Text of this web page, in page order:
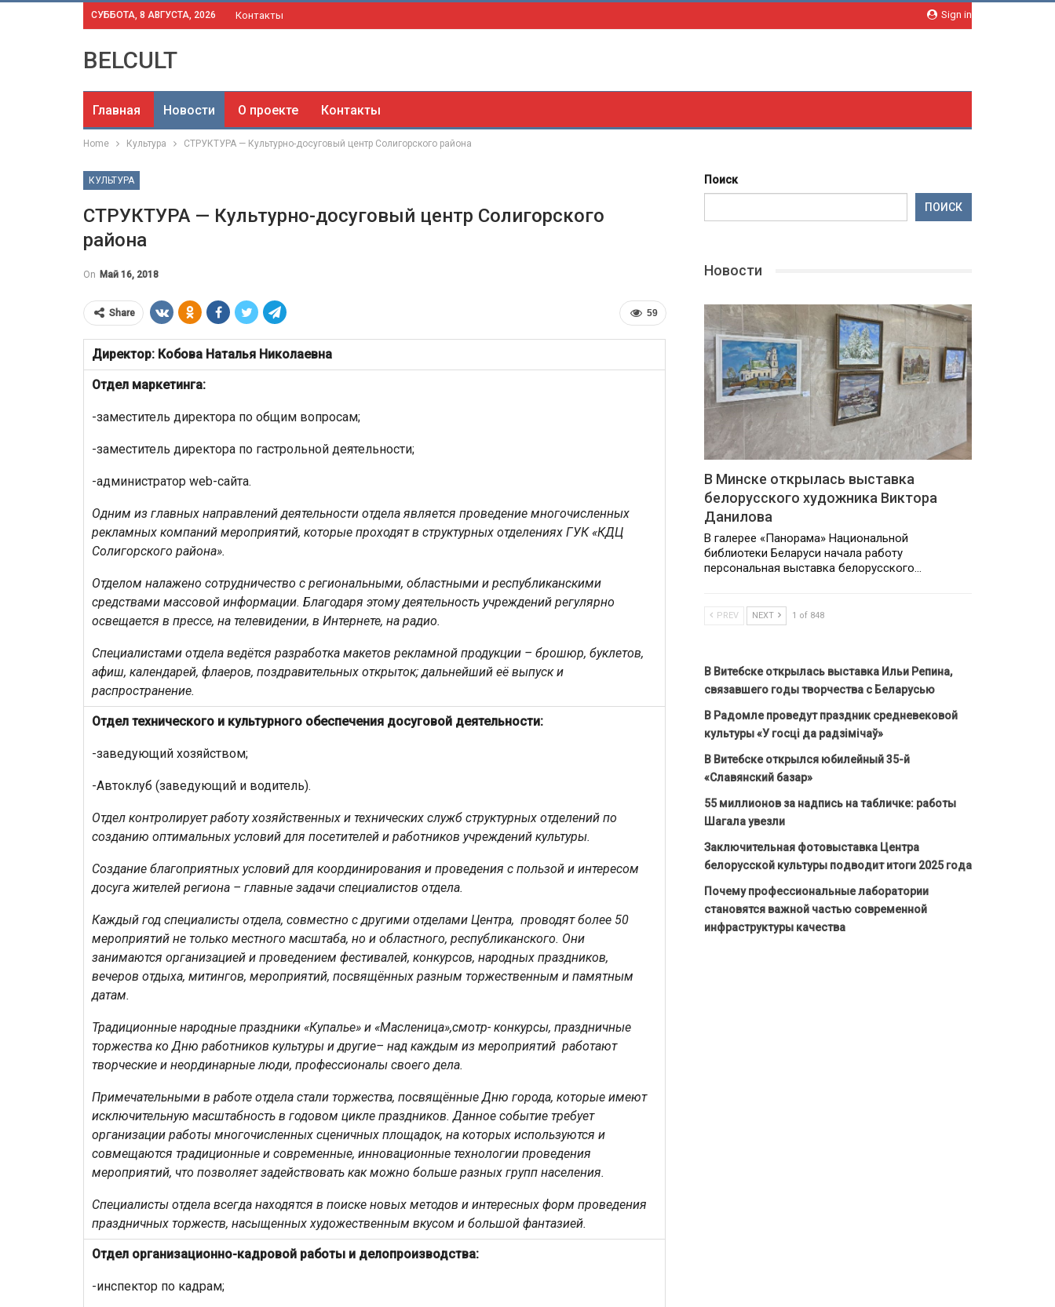
Sign in
СУББОТА, 8 АВГУСТА, 2026 Контакты
BELCULT
Главная Новости О проекте Контакты
Home Культура СТРУКТУРА — Культурно-досуговый центр Солигорского района
КУЛЬТУРА
СТРУКТУРА — Культурно-досуговый центр Солигорского
района
On Май 16, 2018
59
Share
Директор: Кобова Наталья Николаевна
Отдел маркетинга:
-заместитель директора по общим вопросам;
-заместитель директора по гастрольной деятельности;
-администратор web-сайта.
Одним из главных направлений деятельности отдела является проведение многочисленных
рекламных компаний мероприятий, которые проходят в структурных отделениях ГУК «КДЦ
Солигорского района».
Отделом налажено сотрудничество с региональными, областными и республиканскими
средствами массовой информации. Благодаря этому деятельность учреждений регулярно
освещается в прессе, на телевидении, в Интернете, на радио.
Специалистами отдела ведётся разработка макетов рекламной продукции – брошюр, буклетов,
афиш, календарей, флаеров, поздравительных открыток; дальнейший её выпуск и
распространение.
Отдел технического и культурного обеспечения досуговой деятельности:
-заведующий хозяйством;
-Автоклуб (заведующий и водитель).
Отдел контролирует работу хозяйственных и технических служб структурных отделений по
созданию оптимальных условий для посетителей и работников учреждений культуры.
Создание благоприятных условий для координирования и проведения с пользой и интересом
досуга жителей региона – главные задачи специалистов отдела.
Каждый год специалисты отдела, совместно с другими отделами Центра, проводят более 50
мероприятий не только местного масштаба, но и областного, республиканского. Они
занимаются организацией и проведением фестивалей, конкурсов, народных праздников,
вечеров отдыха, митингов, мероприятий, посвящённых разным торжественным и памятным
датам.
Традиционные народные праздники «Купалье» и «Масленица»,смотр- конкурсы, праздничные
торжества ко Дню работников культуры и другие– над каждым из мероприятий работают
творческие и неординарные люди, профессионалы своего дела.
Примечательными в работе отдела стали торжества, посвящённые Дню города, которые имеют
исключительную масштабность в годовом цикле праздников. Данное событие требует
организации работы многочисленных сценичных площадок, на которых используются и
совмещаются традиционные и современные, инновационные технологии проведения
мероприятий, что позволяет задействовать как можно больше разных групп населения.
Специалисты отдела всегда находятся в поиске новых методов и интересных форм проведения
праздничных торжеств, насыщенных художественным вкусом и большой фантазией.
Отдел организационно-кадровой работы и делопроизводства:
-инспектор по кадрам;
Поиск
ПОИСК
Новости
В Минске открылась выставка
белорусского художника Виктора
Данилова
В галерее «Панорама» Национальной
библиотеки Беларуси начала работу
персональная выставка белорусского…
PREV NEXT 1 of 848
В Витебске открылась выставка Ильи Репина,
связавшего годы творчества с Беларусью
В Радомле проведут праздник средневековой
культуры «У госці да радзімічаў»
В Витебске открылся юбилейный 35-й
«Славянский базар»
55 миллионов за надпись на табличке: работы
Шагала увезли
Заключительная фотовыставка Центра
белорусской культуры подводит итоги 2025 года
Почему профессиональные лаборатории
становятся важной частью современной
инфраструктуры качества